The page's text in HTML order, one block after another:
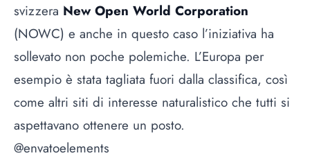
svizzera New Open World Corporation
(NOWC) e anche in questo caso l’iniziativa ha
sollevato non poche polemiche. L’Europa per
esempio è stata tagliata fuori dalla classifica, così
come altri siti di interesse naturalistico che tutti si
aspettavano ottenere un posto.
@envatoelements